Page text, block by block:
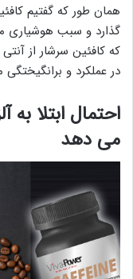
همان طور که گفتیم
گذارد و سبب هوشیاری
که کافئین سرشار از
در عملکرد و
احتمال ابتلا به
می دهد